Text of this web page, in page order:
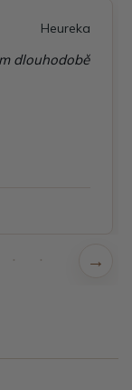
Heureka
dlouhodobě